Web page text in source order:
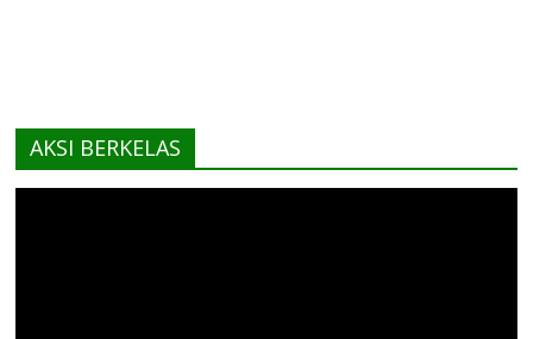
AKSI BERKELAS